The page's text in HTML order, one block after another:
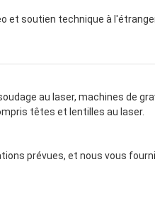
et soutien technique à
au laser, machines de
têtes et lentilles au laser.
prévues, et nous vous